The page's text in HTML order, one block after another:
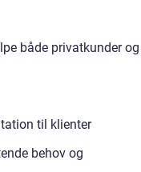
både privatkunder og
til klienter
behov og